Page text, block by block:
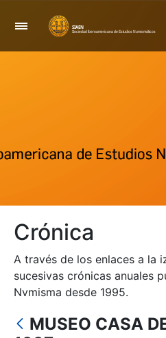
Nabigazioa
Erakutsi/Ezkutatu
Erakutsi/Ezkutatu
Erakutsi/Ezkutatu
Crónica
A través de los enlaces a la
sucesivas crónicas anuales
Nvmisma desde 1995.
MUSEO CASA